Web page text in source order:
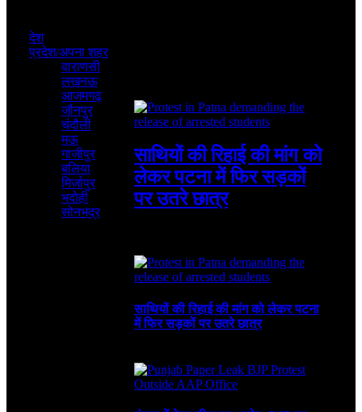
देश
प्रदेश/अपना शहर
वाराणसी
लखनऊ
आजमगढ़
जौनपुर
चंदौली
मऊ
गाजीपुर
बलिया
मिर्जापुर
भदोही
सोनभद्र
साथियों की रिहाई की मांग को
लेकर पटना में फिर सड़कों
पर उतरे छात्र
साथियों की रिहाई की मांग को लेकर पटना
में फिर सड़कों पर उतरे छात्र